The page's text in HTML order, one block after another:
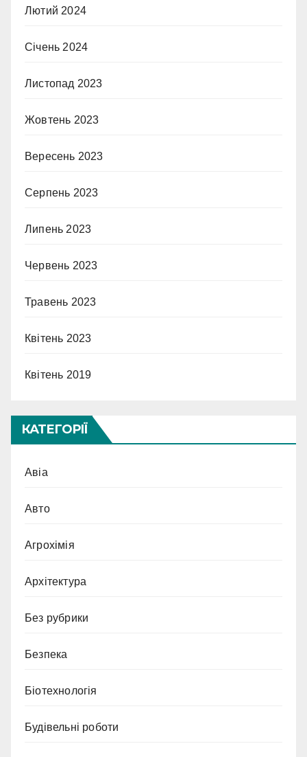
Лютий 2024
Січень 2024
Листопад 2023
Жовтень 2023
Вересень 2023
Серпень 2023
Липень 2023
Червень 2023
Травень 2023
Квітень 2023
Квітень 2019
КАТЕГОРІЇ
Авіа
Авто
Агрохімія
Архітектура
Без рубрики
Безпека
Біотехнологія
Будівельні роботи